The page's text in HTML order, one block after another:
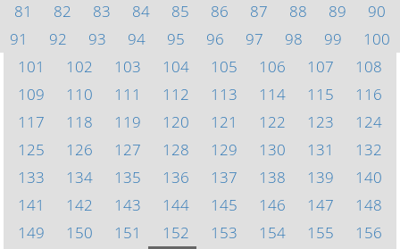
81
82 83 84 85 86 87 88 89
90
91
92 93 94 95 96 97 98 99
100
101
102 103 104 105 106 107
108
109
110 111 112 113 114 115
116
117
118 119 120 121 122 123
124
125
126 127 128 129 130 131
132
133
134 135 136 137 138 139
140
141
142 143 144 145 146 147
148
149
150 151 152 153 154 155
156